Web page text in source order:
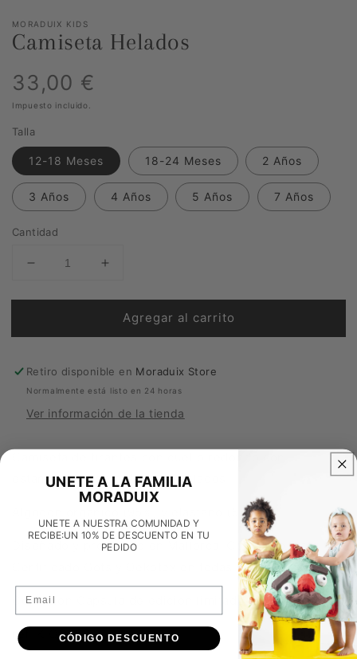
MORADUIX KIDS
Camiseta Helados
Precio
habitual
33,00 €
Impuesto incluido.
Talla
12-18 Meses 18-24 Meses 2 Años
3 Años 4 Años 5 Años 7 Años
Cantidad
Reducir
para
Helados
Aumentar
para
Camiseta
Helados
Agregar al carrito
Retiro disponible en Moraduix Store
Normalmente está listo en 24 horas
Ver información de la tienda
estampado propio de ricos helados.
Algodón orgánico (95%) y elastano (5%).
Diseñado y producido en Mallorca. Comercio justo.
Certificado Gots y Oekotex en todas nuestras telas.
Colección Cápsula de edición limitada.
ref: KIOSK09
UNETE A LA FAMILIA
MORADUIX
UNETE A NUESTRA COMUNIDAD Y
RECIBE:UN 10% DE DESCUENTO EN TU
PEDIDO
Email
CÓDIGO DESCUENTO